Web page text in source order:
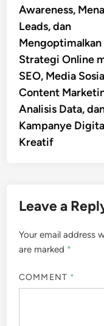
Awareness,
Leads, dan
Mengoptimalkan
Strategi Online
SEO, Media
Content
Analisis Data,
Kampanye
Kreatif
Leave a
Your email address
are marked *
COMMENT *